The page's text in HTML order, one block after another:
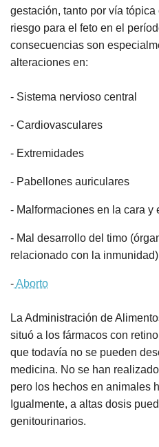
gestación, tanto por vía
riesgo para el feto en el
consecuencias son
alteraciones en:
- Sistema nervioso central
- Cardiovasculares
- Extremidades
- Pabellones auriculares
- Malformaciones en la cara y
- Mal desarrollo del timo
relacionado con la inmunidad)
-Aborto
La Administración de
situó a los fármacos con
que todavía no se pueden
medicina. No se han
pero los hechos en animales
Igualmente, a altas dosis
genitourinarios.